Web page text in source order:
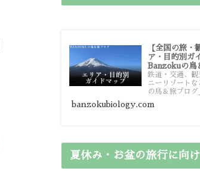
【全国の旅・
ア・目的別ガ
Banzokuの鳥
鉄道・交通、観
ニーリゾート
の鳥＆旅ブロ
全国の旅行・
目的別に整理し
banzokubiology.com
夏休み・お盆の旅行に向け